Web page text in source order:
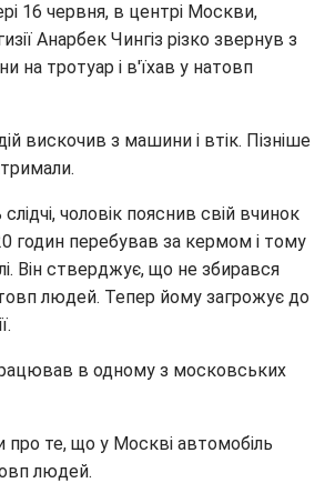
16 червня, в центрі Москви,
Анарбек Чингіз різко звернув з
на тротуар і в'їхав у натовп
вискочив з машини і втік. Пізніше
чоловік пояснив свій вчинок
годин перебував за кермом і тому
Він стверджує, що не збирався
людей. Тепер йому загрожує до
в одному з московських
про те, що у Москві автомобіль
людей.